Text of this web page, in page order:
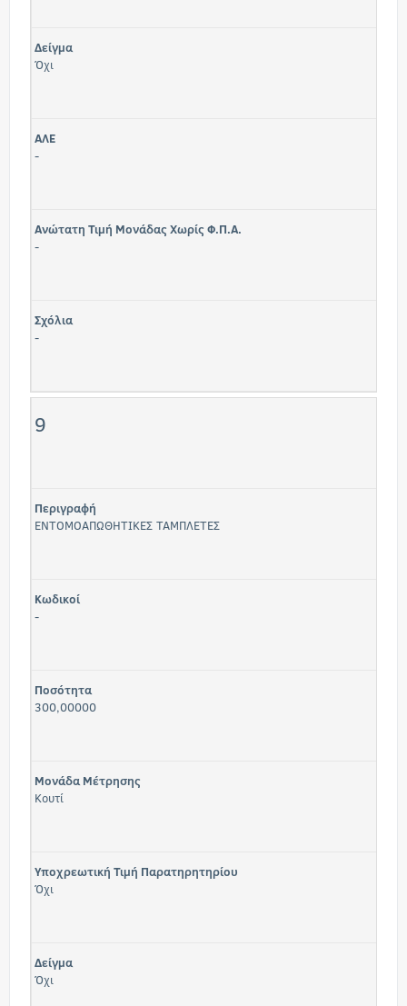
Δείγμα
Όχι
ΑΛΕ
-
Ανώτατη Τιμή Μονάδας Χωρίς Φ.Π.Α.
-
Σχόλια
-
9
Περιγραφή
ΕΝΤΟΜΟΑΠΩΘΗΤΙΚΕΣ ΤΑΜΠΛΕΤΕΣ
Κωδικοί
-
Ποσότητα
300,00000
Μονάδα Μέτρησης
Κουτί
Υποχρεωτική Τιμή Παρατηρητηρίου
Όχι
Δείγμα
Όχι